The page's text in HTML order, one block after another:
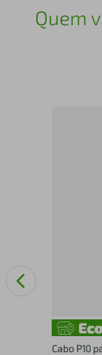
Quem
Cabo P10